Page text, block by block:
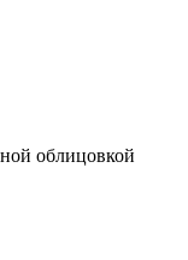
облицовкой